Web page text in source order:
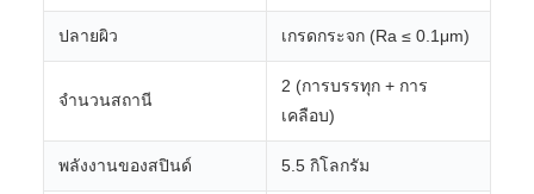
ปลายผิว เกรดกระจก (Ra ≤ 0.1μm)
จํานวนสถานี
2 (การบรรทุก + การ
เคลือบ)
พลังงานของสปินด์ 5.5 กิโลกรัม